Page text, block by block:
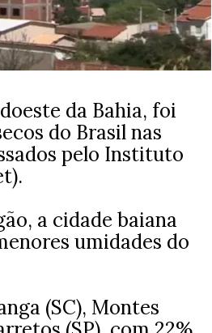
da Bahia, foi
do Brasil nas
pelo Instituto
a cidade baiana
umidades do
(SC), Montes